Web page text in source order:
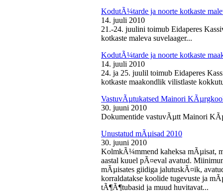
KodutÃ¼tarde ja noorte kotkaste
14. juuli 2010
21.-24. juulini toimub Eidaperes
kotkaste maleva suvelaager...
KodutÃ¼tarde ja noorte kotkaste
14. juuli 2010
24. ja 25. juulil toimub Eidaperes
kotkaste maakondlik vilistlaste
VastuvÃµtukatsed Mainori
30. juuni 2010
Dokumentide vastuvÃµtt Mainori
Unustatud mÃµisad 2010
30. juuni 2010
KolmkÃ¼mmend kaheksa mÃµisat,
aastal kuuel pÃ¤eval avatud.
mÃµisates giidiga jalutuskÃ¤ik,
korraldatakse koolide tugevuste ja
tÃ¶Ã¶tubasid ja muud huvitavat...